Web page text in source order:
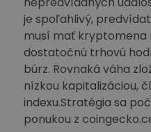
je spoľahlivý,
musí mať kryptomena
dostatočnú trhovú
búrz. Rovnaká váha
nízkou kapitalizáciou,
indexu.Stratégia sa
ponukou z